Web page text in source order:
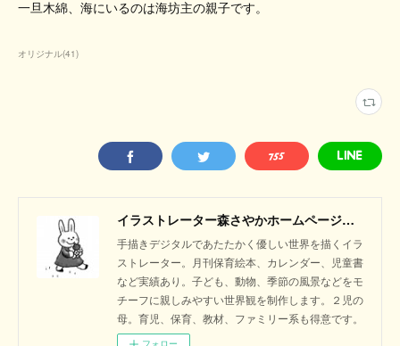
一旦木綿、海にいるのは海坊主の親子です。
オリジナル(41)
イラストレーター森さやかホームページ｜絵本のような暖かく優しいイラスト
手描きデジタルであたたかく優しい世界を描くイラ
ストレーター。月刊保育絵本、カレンダー、児童書
など実績あり。子ども、動物、季節の風景などをモ
チーフに親しみやすい世界観を制作します。２児の
母。育児、保育、教材、ファミリー系も得意です。
フォロー